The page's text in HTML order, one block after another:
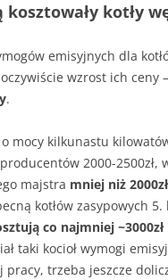
kotły
emisyjnych dla
wzrost ich ceny
.
o mocy kilkunastu
2000-2500zł,
majstra mniej niż 2000zł
kotłów zasypowych 5.
co najmniej ~3000zł
taki kocioł wymogi
pracy, trzeba jeszcze